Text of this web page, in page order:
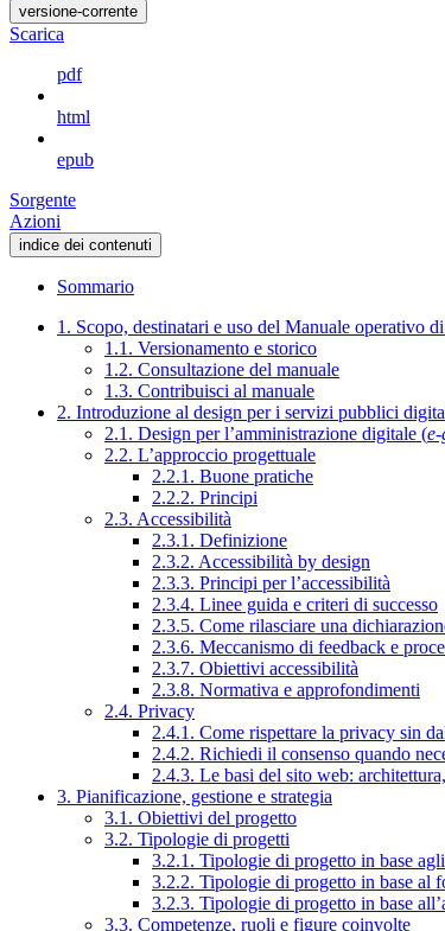
versione-corrente
Scarica
pdf
html
epub
Sorgente
Azioni
indice dei contenuti
Sommario
1. Scopo, destinatari e uso del Manuale operativo
1.1. Versionamento e storico
1.2. Consultazione del manuale
1.3. Contribuisci al manuale
2. Introduzione al design per i servizi pubblici
2.1. Design per l’amministrazione digitale (
2.2. L’approccio progettuale
2.2.1. Buone pratiche
2.2.2. Principi
2.3. Accessibilità
2.3.1. Definizione
2.3.2. Accessibilità by design
2.3.3. Principi per l’accessibilità
2.3.4. Linee guida e criteri di successo
2.3.5. Come rilasciare una
2.3.6. Meccanismo di feedback e
2.3.7. Obiettivi accessibilità
2.3.8. Normativa e approfondimenti
2.4. Privacy
2.4.1. Come rispettare la privacy sin
2.4.2. Richiedi il consenso quando
2.4.3. Le basi del sito web:
3. Pianificazione, gestione e strategia
3.1. Obiettivi del progetto
3.2. Tipologie di progetti
3.2.1. Tipologie di progetto in base
3.2.2. Tipologie di progetto in base al
3.2.3. Tipologie di progetto in base
3.3. Competenze, ruoli e figure coinvolte